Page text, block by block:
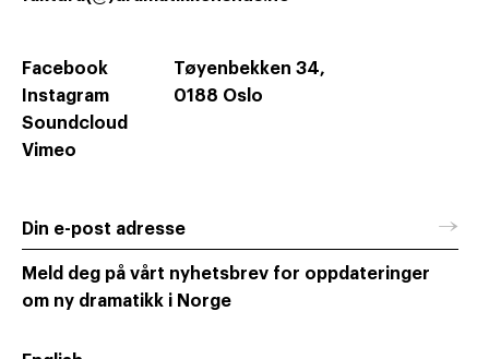
Tøyenbekken 34,
0188 Oslo
Facebook
Instagram
Soundcloud
Vimeo
Din e-post adresse →
Meld deg på vårt nyhetsbrev for oppdateringer
om ny dramatikk i Norge